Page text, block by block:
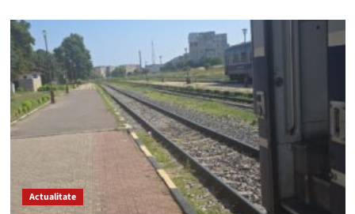
Actualitate